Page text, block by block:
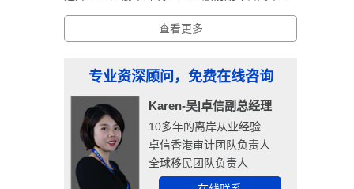
查看更多
专业资深顾问，免费在线咨询
Karen-吴|卓信副总经理
10多年的离岸从业经验
卓信香港审计团队负责人
全球移民团队负责人